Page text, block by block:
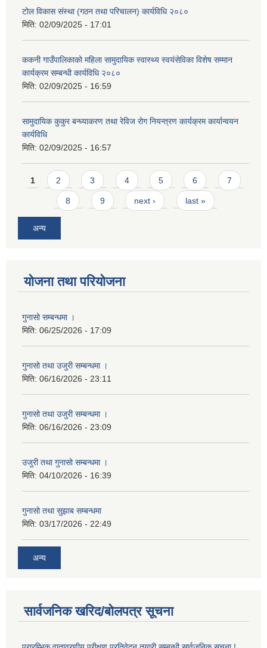
टोल विकास संस्था (गठन तथा परिचालन) कार्यविधि २०८०
मिति: 02/09/2025 - 17:01
ककनी गाउँपालिकाको महिला सामुदायिक स्वास्थ्य स्वयंसेविका विशेष सम्मान
कार्यक्रम सम्बन्धी कार्यविधि २०८०
मिति: 02/09/2025 - 16:59
सामुदायिक कुकुर बन्ध्याकरण तथा रेविज रोग नियन्त्रण कार्यक्रम कार्यान्वयन
कार्यविधि
मिति: 02/09/2025 - 16:57
Pages
1 2 3 4 5 6 7
8 9 next › last »
अन्य
योजना तथा परियोजना
गुनासो सम्बन्धमा ।
मिति: 06/25/2026 - 17:09
गुनासो तथा उजुरी सम्बन्धमा ।
मिति: 06/16/2026 - 23:11
गुनासो तथा उजुरी सम्बन्धमा ।
मिति: 06/16/2026 - 23:09
उजुरी तथा गुनासो सम्बन्धमा ।
मिति: 04/10/2026 - 16:39
गुनासो तथा सुझाब सम्बन्धमा
मिति: 03/17/2026 - 22:49
अन्य
सार्वजनिक खरिद/बोलपत्र सूचना